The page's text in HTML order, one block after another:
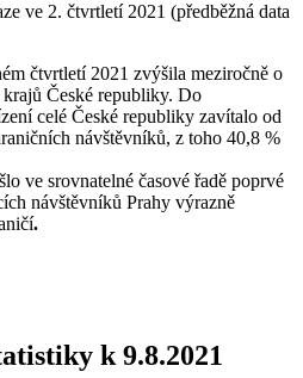
ve 2. čtvrtletí 2021 (předběžná data
čtvrtletí 2021 zvýšila meziročně o
České republiky. Do
celé České republiky zavítalo od
návštěvníků, z toho 40,8 %
ve srovnatelné časové řadě poprvé
návštěvníků Prahy výrazně
.
k 9.8.2021